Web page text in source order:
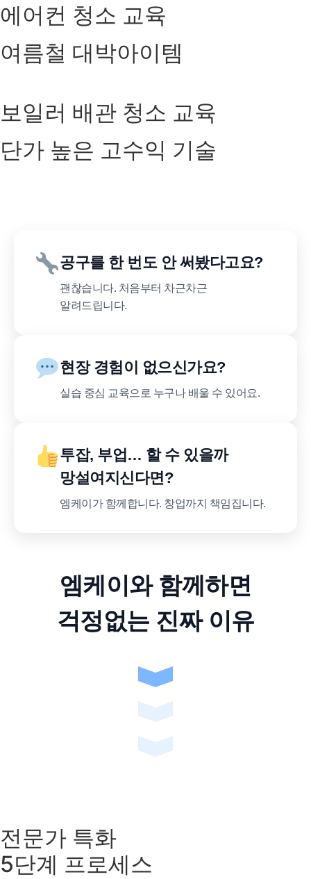
에어컨 청소 교육
여름철 대박아이템
보일러 배관 청소 교육
단가 높은 고수익 기술
공구를 한 번도 안 써봤다고요?
괜찮습니다. 처음부터 차근차근
알려드립니다.
현장 경험이 없으신가요?
실습 중심 교육으로 누구나 배울 수 있어요.
투잡, 부업… 할 수 있을까
망설여지신다면?
엠케이가 함께합니다. 창업까지 책임집니다.
엠케이와 함께하면
걱정없는 진짜 이유
전문가 특화
5단계 프로세스